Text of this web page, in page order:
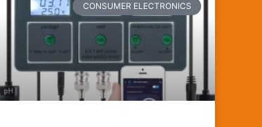
CONSUMER ELECTRONICS